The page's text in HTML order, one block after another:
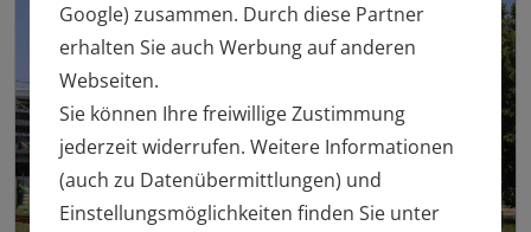
Google) zusammen. Durch diese Partner
erhalten Sie auch Werbung auf anderen
Webseiten.
Sie können Ihre freiwillige Zustimmung
jederzeit widerrufen. Weitere Informationen
(auch zu Datenübermittlungen) und
Einstellungsmöglichkeiten finden Sie unter